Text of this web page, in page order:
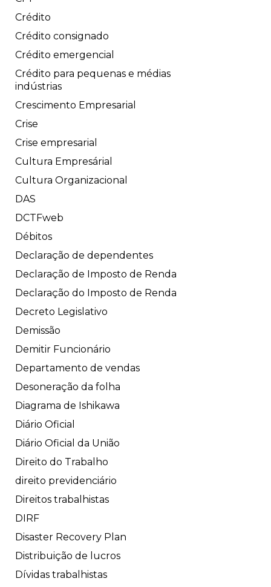
Crédito
Crédito consignado
Crédito emergencial
Crédito para pequenas e médias
indústrias
Crescimento Empresarial
Crise
Crise empresarial
Cultura Empresárial
Cultura Organizacional
DAS
DCTFweb
Débitos
Declaração de dependentes
Declaração de Imposto de Renda
Declaração do Imposto de Renda
Decreto Legislativo
Demissão
Demitir Funcionário
Departamento de vendas
Desoneração da folha
Diagrama de Ishikawa
Diário Oficial
Diário Oficial da União
Direito do Trabalho
direito previdenciário
Direitos trabalhistas
DIRF
Disaster Recovery Plan
Distribuição de lucros
Dívidas trabalhistas